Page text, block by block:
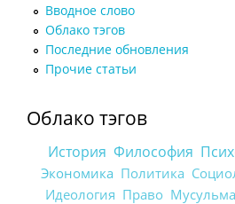
Вводное слово
Облако тэгов
Последние обновления
Прочие статьи
Облако тэгов
История Философия
Экономика Политика
Идеология Право